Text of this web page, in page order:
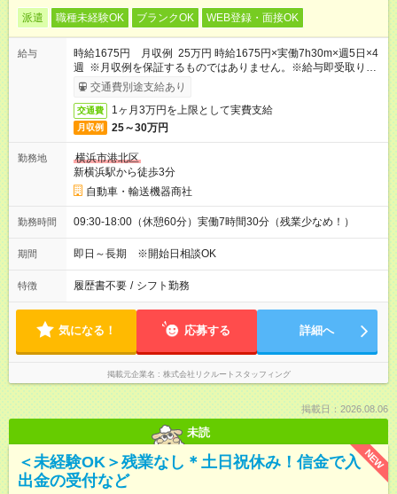
派遣 職種未経験OK ブランクOK WEB登録・面接OK
給与
時給1675円 月収例 25万円 時給1675円×実働7h30m×週5日×4
週 ※月収例を保証するものではありません。※給与即受取りサ
ービス利用可（利用条件有）
交通費別途支給あり
交通費 1ヶ月3万円を上限として実費支給
月収例 25～30万円
勤務地
横浜市港北区
新横浜駅から徒歩3分
自動車・輸送機器商社
勤務時間 09:30-18:00（休憩60分）実働7時間30分（残業少なめ！）
期間 即日～長期 ※開始日相談OK
特徴 履歴書不要 / シフト勤務
気になる！ 応募する 詳細へ
掲載元企業名 株式会社リクルートスタッフィング
掲載日：2026.08.06
未読
NEW
＜未経験OK＞残業なし＊土日祝休み！信金で入
出金の受付など